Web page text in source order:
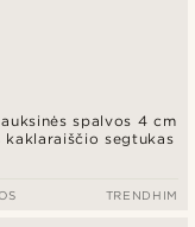
spalvos 4 cm
kaklaraiščio segtukas
TRENDHIM